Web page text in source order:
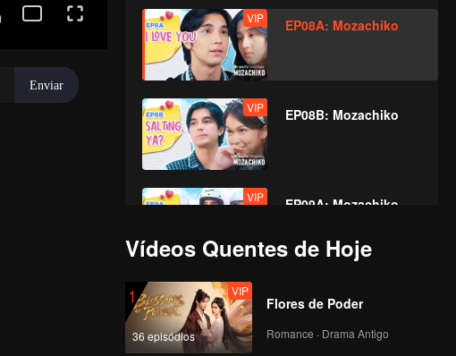
VIP EP08A: Mozachiko
VIP EP08B: Mozachiko
VIP EP09A: Mozachiko
VIP
Vídeos Quentes de Hoje
1
36 episódios
VIP
Flores de Poder
Romance · Drama Antigo